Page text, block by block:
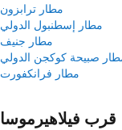
مطار ترابزون
مطار إسطنبول الدولي
مطار جنيف
صبيحة كوكجن الدولي
مطار فرانكفورت
قرب فيلاهيرموسا